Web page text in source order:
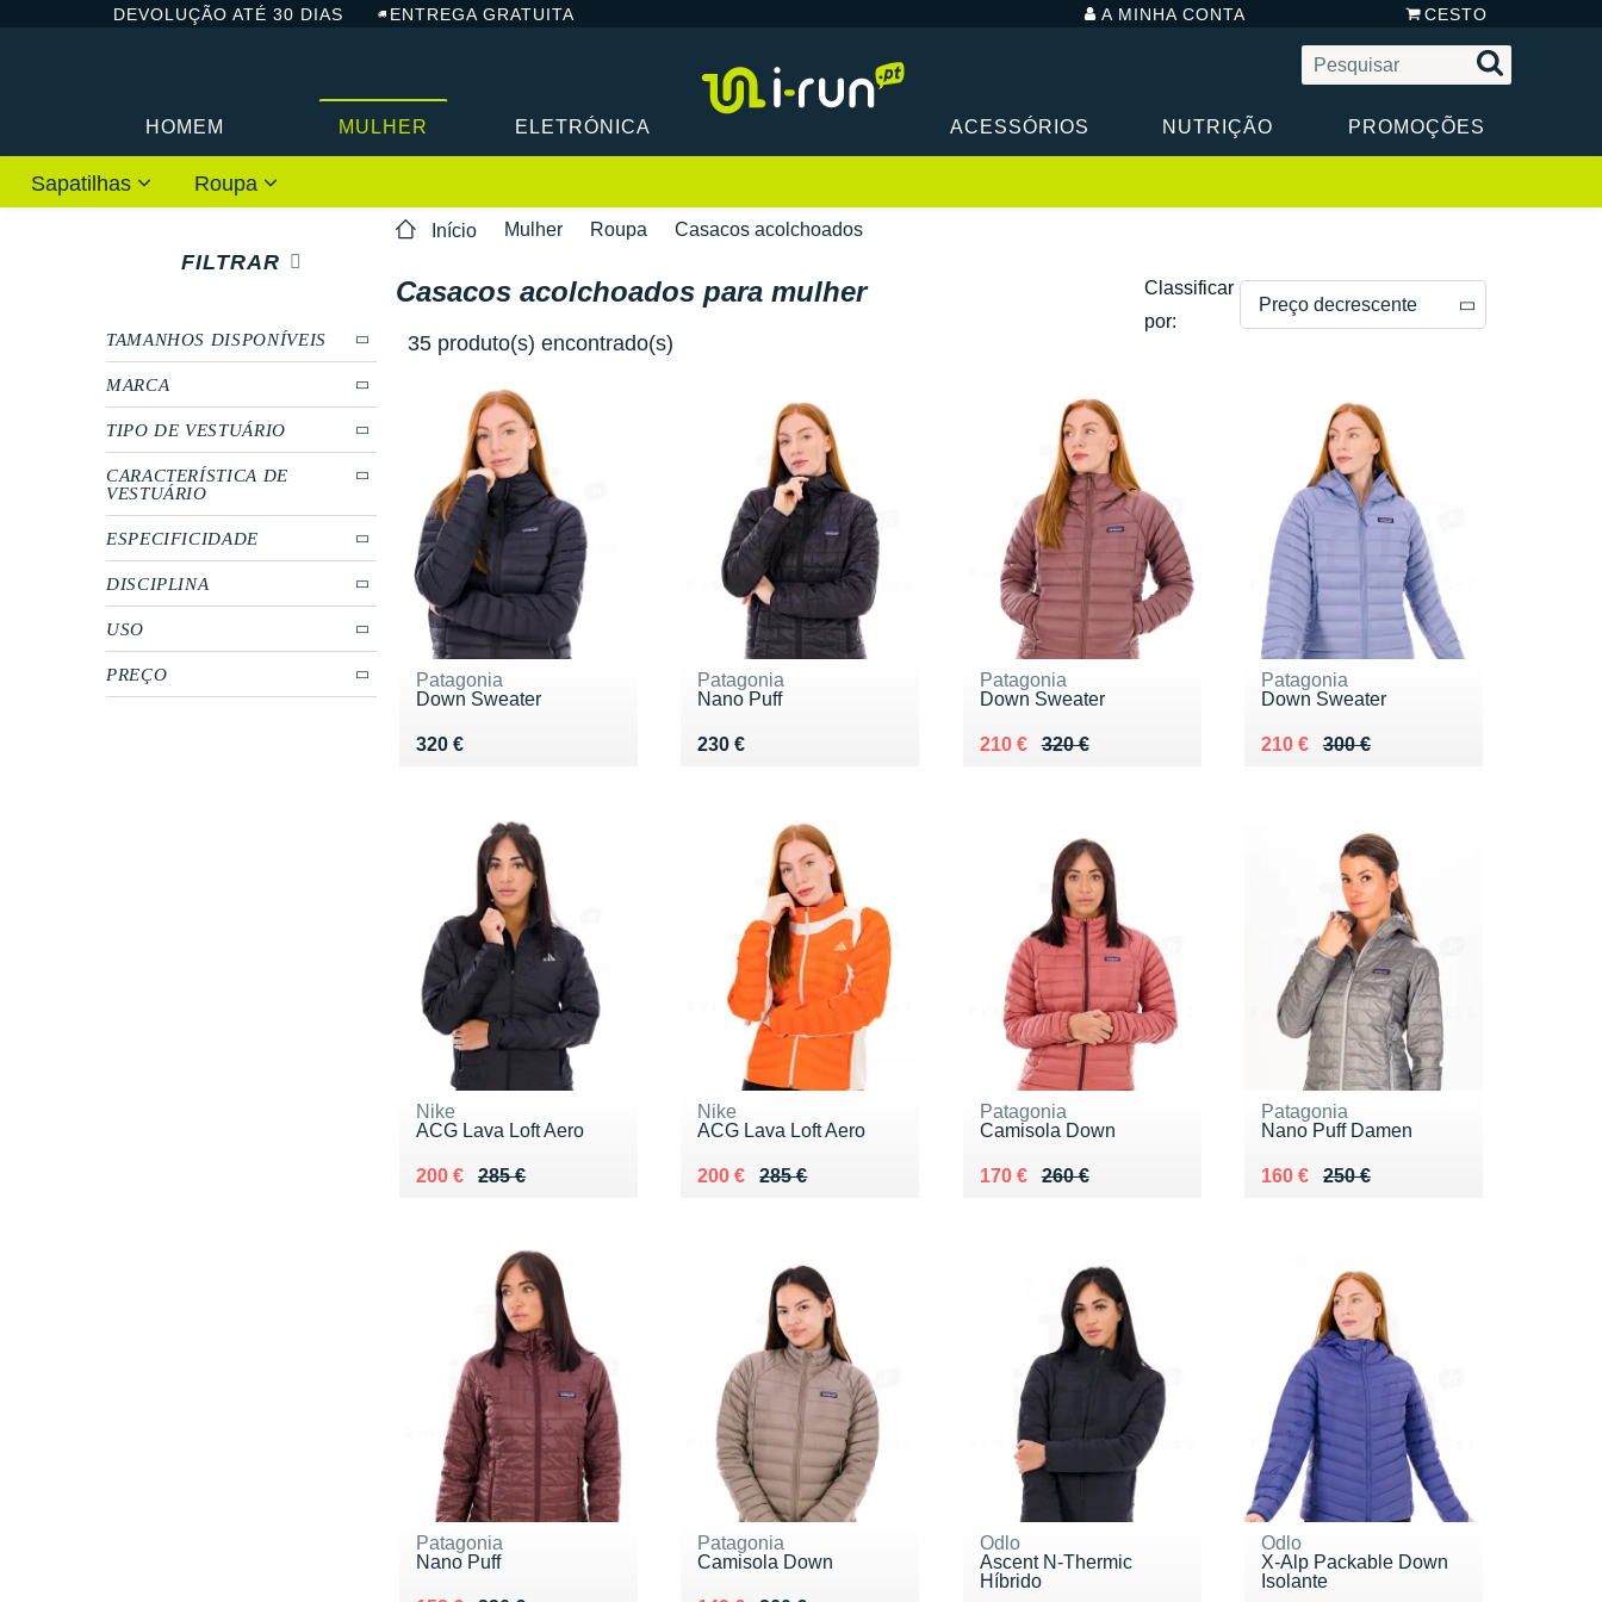
DEVOLUÇÃO ATÉ 30 DIAS ENTREGA GRATUITA A MINHA CONTA CESTO
HOMEM MULHER ELETRÓNICA ACESSÓRIOS NUTRIÇÃO PROMOÇÕES
Sapatilhas Roupa
Início Mulher Roupa Casacos acolchoados
FILTRAR
TAMANHOS DISPONÍVEIS
MARCA
TIPO DE VESTUÁRIO
CARACTERÍSTICA DE
VESTUÁRIO
ESPECIFICIDADE
DISCIPLINA
USO
PREÇO
Casacos acolchoados para mulher
35 produto(s) encontrado(s)
Classificar
por:
Preço decrescente
Preço crescente
Patagonia
Down Sweater
320 €
Vendu 320 €
Patagonia
Nano Puff
230 €
Vendu 230 €
Patagonia
Down Sweater
320 €
Au lieu de 320 €
210 €
Vendu 210 €
Patagonia
Down Sweater
300 €
Au lieu de 300 €
210 €
Vendu 210 €
Nike
ACG Lava Loft Aero
285 €
Au lieu de 285 €
200 €
Vendu 200 €
Nike
ACG Lava Loft Aero
285 €
Au lieu de 285 €
200 €
Vendu 200 €
Patagonia
Camisola Down
260 €
Au lieu de 260 €
170 €
Vendu 170 €
Patagonia
Nano Puff Damen
250 €
Au lieu de 250 €
160 €
Vendu 160 €
Patagonia
Nano Puff
Patagonia
Camisola Down
Odlo
Ascent N-Thermic
Híbrido
Odlo
X-Alp Packable Down
Isolante